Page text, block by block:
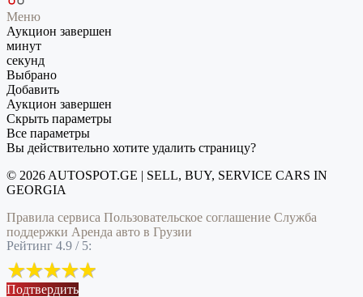
Меню
Аукцион завершен
минут
секунд
Выбрано
Добавить
Аукцион завершен
Скрыть параметры
Все параметры
Вы действительно хотите удалить страницу?
© 2026 AUTOSPOT.GE | SELL, BUY, SERVICE CARS IN
GEORGIA
Правила сервиса Пользовательское соглашение Служба
поддержки Аренда авто в Грузии
Рейтинг 4.9 / 5:
Подтвердить